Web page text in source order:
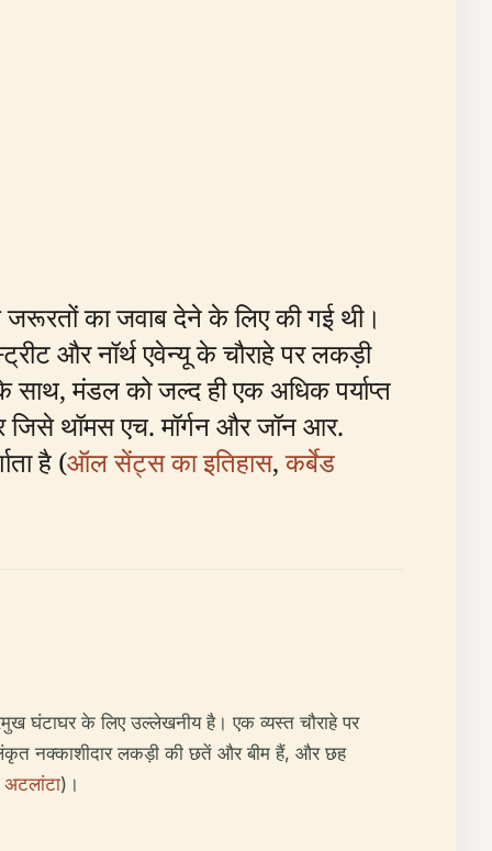
का जवाब देने के लिए की गई थी।
और नॉर्थ एवेन्यू के चौराहे पर लकड़ी
साथ, मंडल को जल्द ही एक अधिक पर्याप्त
जिसे थॉमस एच. मॉर्गन और जॉन आर.
है (ऑल सेंट्स का इतिहास,कर्बेड
घंटाघर के लिए उल्लेखनीय है। एक व्यस्त चौराहे पर
नक्काशीदार लकड़ी की छतें और बीम हैं, और छह
)।